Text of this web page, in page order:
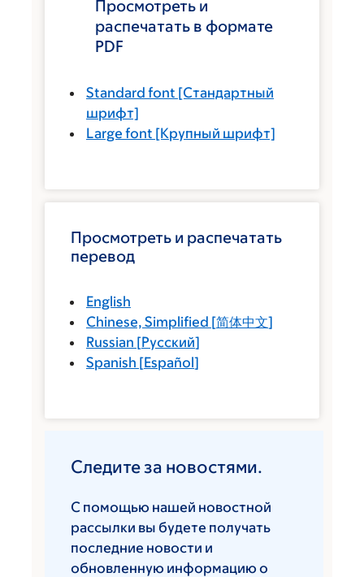
Просмотреть и
распечатать в формате
PDF
Standard font [Стандартный
шрифт]
Large font [Крупный шрифт]
Просмотреть и распечатать
перевод
English
Chinese, Simplified [简体中文]
Russian [Русский]
Spanish [Español]
Следите за новостями.
С помощью нашей новостной
рассылки вы будете получать
последние новости и
обновленную информацию о